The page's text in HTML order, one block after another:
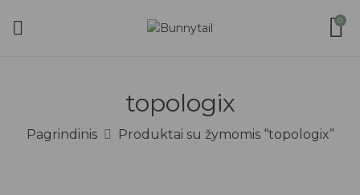
0
topologix
Pagrindinis Produktai su žymomis “topologix”